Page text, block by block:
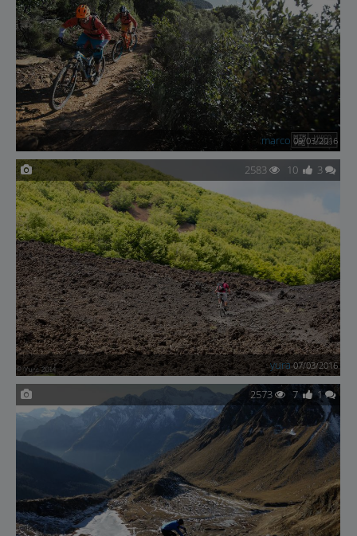
marco 09/03/2016
2583 10 3
yura 07/03/2016
2573 7 1